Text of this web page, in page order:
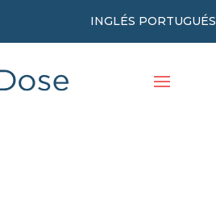
INGLÉS PORTUGUÉS